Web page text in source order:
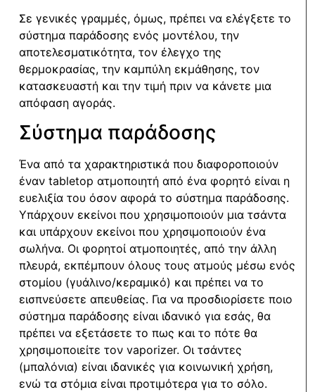
Σε γενικές γραμμές, όμως, πρέπει να ελέγξετε το
σύστημα παράδοσης ενός μοντέλου, την
αποτελεσματικότητα, τον έλεγχο της
θερμοκρασίας, την καμπύλη εκμάθησης, τον
κατασκευαστή και την τιμή πριν να κάνετε μια
απόφαση αγοράς.
Σύστημα παράδοσης
Ένα από τα χαρακτηριστικά που διαφοροποιούν
έναν tabletop ατμοποιητή από ένα φορητό είναι η
ευελιξία του όσον αφορά το σύστημα παράδοσης.
Υπάρχουν εκείνοι που χρησιμοποιούν μια τσάντα
και υπάρχουν εκείνοι που χρησιμοποιούν ένα
σωλήνα. Οι φορητοί ατμοποιητές, από την άλλη
πλευρά, εκπέμπουν όλους τους ατμούς μέσω ενός
στομίου (γυάλινο/κεραμικό) και πρέπει να το
εισπνεύσετε απευθείας. Για να προσδιορίσετε ποιο
σύστημα παράδοσης είναι ιδανικό για εσάς, θα
πρέπει να εξετάσετε το πως και το πότε θα
χρησιμοποιείτε τον vaporizer. Οι τσάντες
(μπαλόνια) είναι ιδανικές για κοινωνική χρήση,
ενώ τα στόμια είναι προτιμότερα για το σόλο.